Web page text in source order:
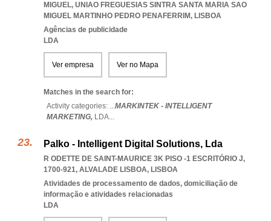
MIGUEL, UNIAO FREGUESIAS SINTRA SANTA MARIA SAO
MIGUEL MARTINHO PEDRO PENAFERRIM, LISBOA
Agências de publicidade
LDA
Ver empresa Ver no Mapa
Matches in the search for:
Activity categories: ...MARKINTEK - INTELLIGENT
MARKETING, LDA...
Palko - Intelligent Digital Solutions, Lda
R ODETTE DE SAINT-MAURICE 3K PISO -1 ESCRITÓRIO J,
1700-921, ALVALADE LISBOA, LISBOA
Atividades de processamento de dados, domiciliação de
informação e atividades relacionadas
LDA